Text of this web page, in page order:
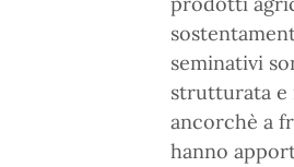
seminativi
strutturata e
ancorchè a
hanno